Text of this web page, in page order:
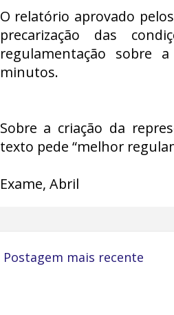
O relatório aprovado
precarização das
regulamentação sobre
minutos.
Sobre a criação da
texto pede “melhor
Exame, Abril
Postagem mais recente